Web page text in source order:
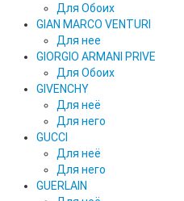
Для Обоих
GIAN MARCO VENTURI
Для нее
GIORGIO ARMANI PRIVE
Для Обоих
GIVENCHY
Для неё
Для него
GUCCI
Для неё
Для него
GUERLAIN